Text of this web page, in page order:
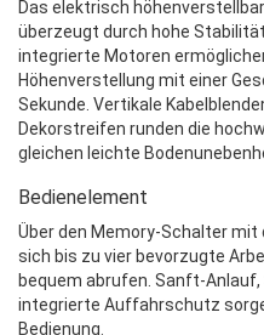
Das elektrisch
überzeugt durch hohe
integrierte Motoren
Höhenverstellung mit einer
Sekunde. Vertikale
Dekorstreifen runden die
gleichen leichte
Bedienelement
Über den Memory-Schalter
sich bis zu vier bevorzugte
bequem abrufen. Sanft-
integrierte Auffahrschutz
Bedienung.